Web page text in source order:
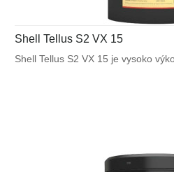
Shell Tellus S2 VX 15
Shell Tellus S2 VX 15 je vysoko